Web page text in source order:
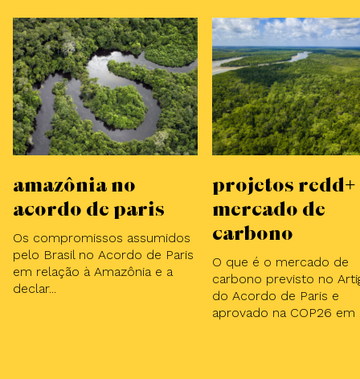
Amazônia no
Acordo de Paris
Os compromissos assumidos
pelo Brasil no Acordo de Paris
em relação à Amazônia e a
declar...
Projetos
mercado de
carbono
O que é o mercado de
carbono previsto no
do Acordo de Paris e
aprovado na COP26 em